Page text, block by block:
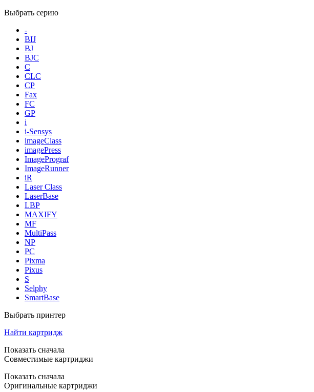
Выбрать серию
-
BIJ
BJ
BJC
C
CLC
CP
Fax
FC
GP
i
i-Sensys
imageClass
imagePress
ImagePrograf
ImageRunner
iR
Laser Class
LaserBase
LBP
MAXIFY
MF
MultiPass
NP
PC
Pixma
Pixus
S
Selphy
SmartBase
Выбрать принтер
Найти картридж
Показать сначала
Совместимые картриджи
Показать сначала
Оригинальные картриджи